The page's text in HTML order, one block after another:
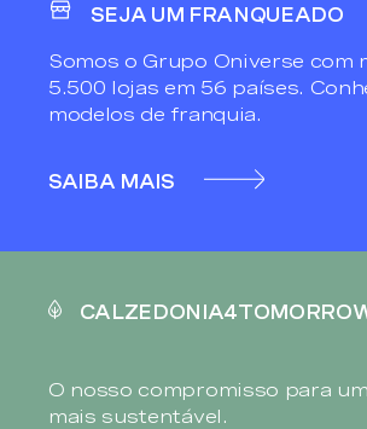
SEJA UM FRANQUEADO
Somos o Grupo Oniverse com
5.500 lojas em 56 países.
modelos de franquia.
SAIBA MAIS
O nosso compromisso para
mais sustentável.